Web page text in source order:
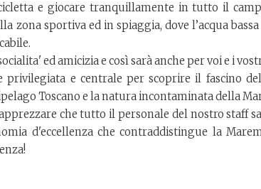
e giocare tranquillamente in tutto il
zona sportiva ed in spiaggia, dove l’acqua
ed amicizia e così sarà anche per voi e i
e centrale per scoprire il fascino
Toscano e la natura incontaminata della
che tutto il personale del nostro staff
d'eccellenza che contraddistingue la